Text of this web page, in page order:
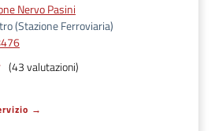
Nervo Pasini
(Stazione Ferroviaria)
(43 valutazioni)